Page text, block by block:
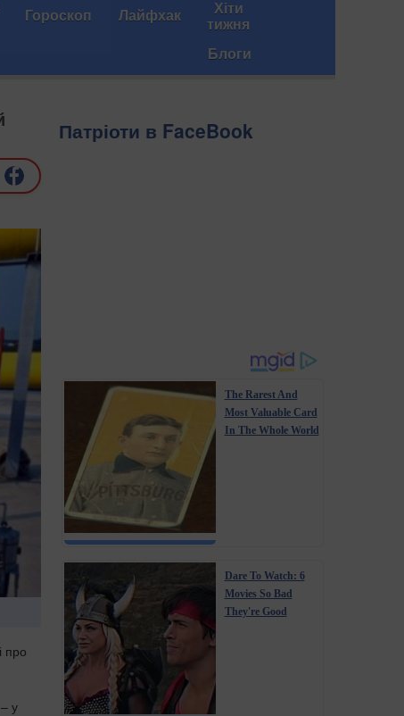
Гороскоп Лайфхак Хіти
тижня
Блоги
про
у
Патріоти в FaceBook
The Rarest And
Most Valuable Card
In The Whole World
Dare To Watch: 6
Movies So Bad
They're Good